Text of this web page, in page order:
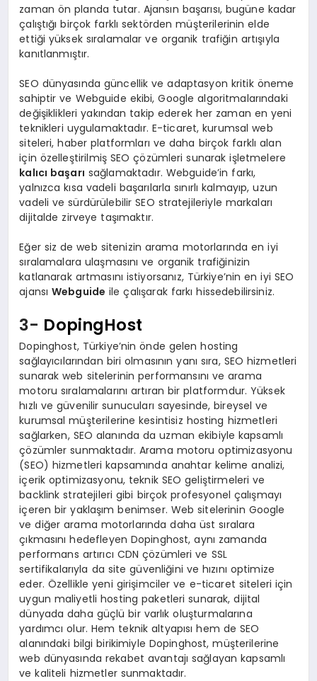
zaman ön planda tutar. Ajansın başarısı, bugüne kadar
çalıştığı birçok farklı sektörden müşterilerinin elde
ettiği yüksek sıralamalar ve organik trafiğin artışıyla
kanıtlanmıştır.
SEO dünyasında güncellik ve adaptasyon kritik öneme
sahiptir ve Webguide ekibi, Google algoritmalarındaki
değişiklikleri yakından takip ederek her zaman en yeni
teknikleri uygulamaktadır. E-ticaret, kurumsal web
siteleri, haber platformları ve daha birçok farklı alan
için özelleştirilmiş SEO çözümleri sunarak işletmelere
kalıcı başarı sağlamaktadır. Webguide’in farkı,
yalnızca kısa vadeli başarılarla sınırlı kalmayıp, uzun
vadeli ve sürdürülebilir SEO stratejileriyle markaları
dijitalde zirveye taşımaktır.
Eğer siz de web sitenizin arama motorlarında en iyi
sıralamalara ulaşmasını ve organik trafiğinizin
katlanarak artmasını istiyorsanız, Türkiye’nin en iyi SEO
ajansıWebguide ile çalışarak farkı hissedebilirsiniz.
3- DopingHost
Dopinghost, Türkiye’nin önde gelen hosting
sağlayıcılarından biri olmasının yanı sıra, SEO hizmetleri
sunarak web sitelerinin performansını ve arama
motoru sıralamalarını artıran bir platformdur. Yüksek
hızlı ve güvenilir sunucuları sayesinde, bireysel ve
kurumsal müşterilerine kesintisiz hosting hizmetleri
sağlarken, SEO alanında da uzman ekibiyle kapsamlı
çözümler sunmaktadır. Arama motoru optimizasyonu
(SEO) hizmetleri kapsamında anahtar kelime analizi,
içerik optimizasyonu, teknik SEO geliştirmeleri ve
backlink stratejileri gibi birçok profesyonel çalışmayı
içeren bir yaklaşım benimser. Web sitelerinin Google
ve diğer arama motorlarında daha üst sıralara
çıkmasını hedefleyen Dopinghost, aynı zamanda
performans artırıcı CDN çözümleri ve SSL
sertifikalarıyla da site güvenliğini ve hızını optimize
eder. Özellikle yeni girişimciler ve e-ticaret siteleri için
uygun maliyetli hosting paketleri sunarak, dijital
dünyada daha güçlü bir varlık oluşturmalarına
yardımcı olur. Hem teknik altyapısı hem de SEO
alanındaki bilgi birikimiyle Dopinghost, müşterilerine
web dünyasında rekabet avantajı sağlayan kapsamlı
ve kaliteli hizmetler sunmaktadır.